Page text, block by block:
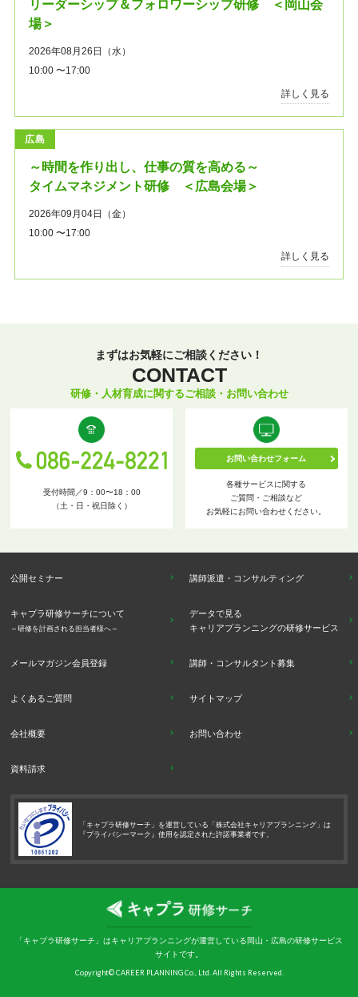
リーダーシップ＆フォロワーシップ研修 ＜岡山会
場＞
2026年08月26日（水）
10:00 〜17:00
詳しく見る
広島
～時間を作り出し、仕事の質を高める～
タイムマネジメント研修 ＜広島会場＞
2026年09月04日（金）
10:00 〜17:00
詳しく見る
まずはお気軽にご相談ください！
CONTACT
研修・人材育成に関するご相談・お問い合わせ
受付時間／9：00〜18：00
（土・日・祝日除く）
お問い合わせフォーム
各種サービスに関する
ご質問・ご相談など
お気軽にお問い合わせください。
公開セミナー 講師派遣・コンサルティング
キャプラ研修サーチについて
～研修を計画される担当者様へ～
データで見る
キャリアプランニングの研修サービス
メールマガジン会員登録 講師・コンサルタント募集
よくあるご質問 サイトマップ
会社概要 お問い合わせ
資料請求
「キャプラ研修サーチ」を運営している「株式会社キャリアプランニング」は
『プライバシーマーク』使用を認定された許諾事業者です。
「キャプラ研修サーチ」はキャリアプランニングが運営している岡山・広島の研修サービス
サイトです。
Copyright© CAREER PLANNING Co., Ltd. All Rights Reserved.